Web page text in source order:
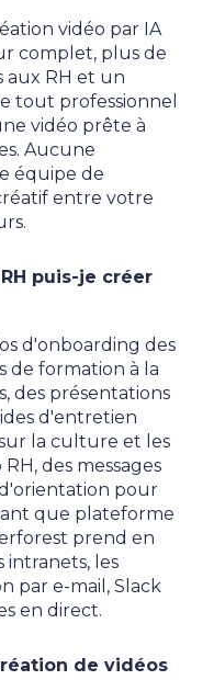
vidéo par IA
complet, plus de
aux RH et un
tout professionnel
vidéo prête à
Aucune
équipe de
entre votre
puis-je créer
d'onboarding des
de formation à la
des présentations
d'entretien
la culture et les
des messages
pour
que plateforme
prend en
intranets, les
par e-mail, Slack
en direct.
de vidéos